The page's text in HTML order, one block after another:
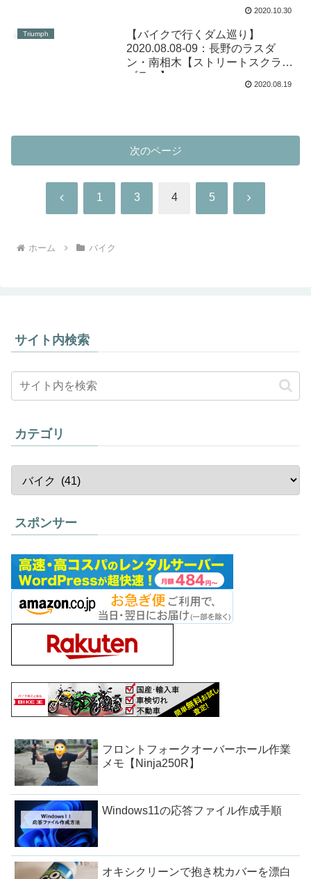
2020.10.30
Triumph
【バイクで行くダム巡り】
2020.08.08-09：長野のラスダ
ン・南相木【ストリートスクラン
ブラー】
2020.08.19
次のページ
前 1 3 4 5 次
ホーム バイク
サイト内検索
カテゴリ
スポンサー
フロントフォークオーバーホール作業
メモ【Ninja250R】
Windows11の応答ファイル作成手順
オキシクリーンで抱き枕カバーを漂白